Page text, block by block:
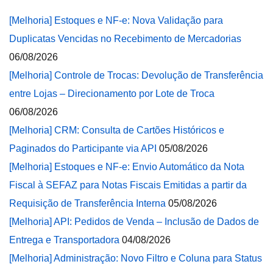
[Melhoria] Estoques e NF-e: Nova Validação para
Duplicatas Vencidas no Recebimento de Mercadorias
06/08/2026
[Melhoria] Controle de Trocas: Devolução de Transferência
entre Lojas – Direcionamento por Lote de Troca
06/08/2026
[Melhoria] CRM: Consulta de Cartões Históricos e
Paginados do Participante via API 05/08/2026
[Melhoria] Estoques e NF-e: Envio Automático da Nota
Fiscal à SEFAZ para Notas Fiscais Emitidas a partir da
Requisição de Transferência Interna 05/08/2026
[Melhoria] API: Pedidos de Venda – Inclusão de Dados de
Entrega e Transportadora 04/08/2026
[Melhoria] Administração: Novo Filtro e Coluna para Status